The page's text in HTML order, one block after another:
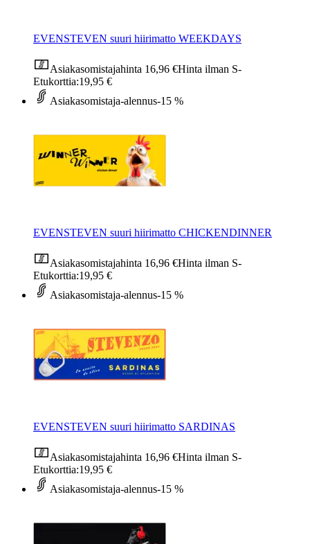
EVENSTEVEN suuri hiirimatto WEEKDAYS
Asiakasomistajahinta 16,96 €Hinta ilman S-
Etukorttia:19,95 €
Asiakasomistaja-alennus-15 %
EVENSTEVEN suuri hiirimatto CHICKENDINNER
Asiakasomistajahinta 16,96 €Hinta ilman S-
Etukorttia:19,95 €
Asiakasomistaja-alennus-15 %
EVENSTEVEN suuri hiirimatto SARDINAS
Asiakasomistajahinta 16,96 €Hinta ilman S-
Etukorttia:19,95 €
Asiakasomistaja-alennus-15 %